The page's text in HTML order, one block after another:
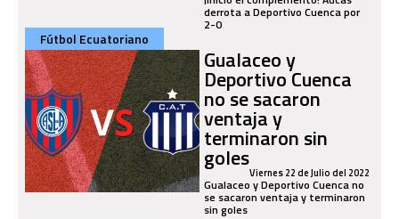
derrota a Deportivo Cuenca por
2-0
Fútbol Ecuatoriano
Gualaceo y
Deportivo Cuenca
no se sacaron
ventaja y
terminaron sin
golesViernes 22 de Julio del 2022
Gualaceo y Deportivo Cuenca no
se sacaron ventaja y terminaron
sin goles